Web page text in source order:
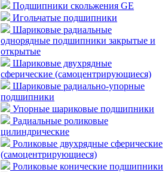
Подшипники скольжения GE
Игольчатые подшипники
Шариковые радиальные
однорядные подшипники закрытые и
открытые
Шариковые двухрядные
сферические (самоцентрирующиеся)
Шариковые радиально-упорные
подшипники
Упорные шариковые подшипники
Радиальные роликовые
цилиндрические
Роликовые двухрядные сферические
(самоцентрирующиеся)
Роликовые конические подшипники